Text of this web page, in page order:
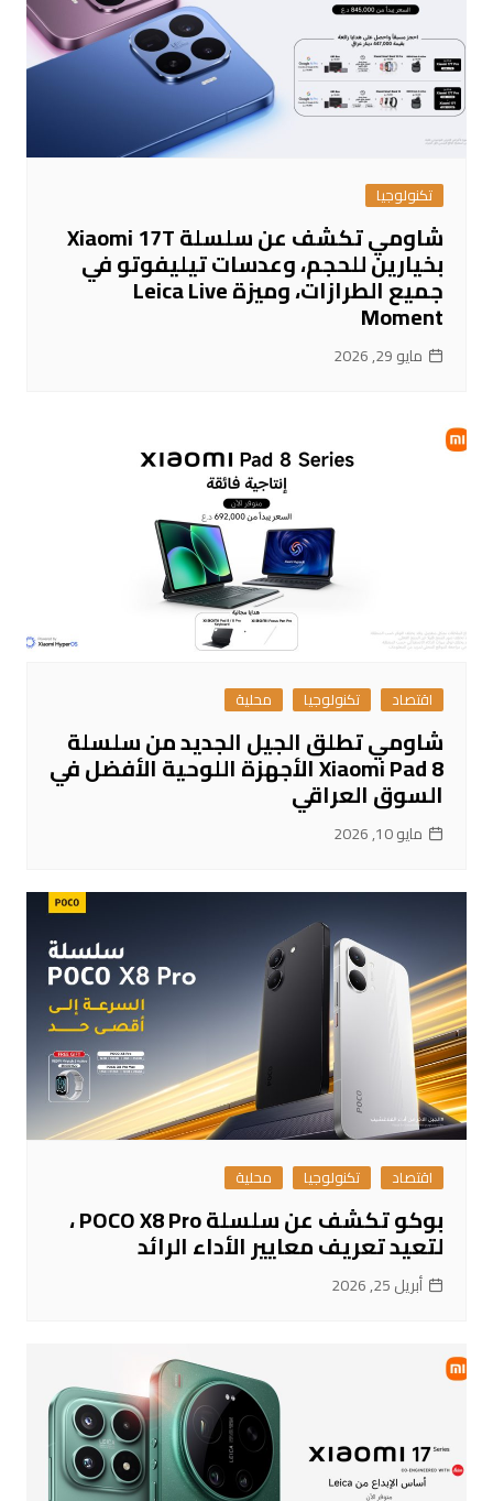
تكنولوجيا
شاومي تكشف عن سلسلة Xiaomi 17T
بخيارين للحجم، وعدسات تيليفوتو في
جميع الطرازات، وميزة Leica Live
Moment
مايو 29, 2026
اقتصاد تكنولوجيا محلية
شاومي تطلق الجيل الجديد من سلسلة
Xiaomi Pad 8 الأجهزة اللوحية الأفضل في
السوق العراقي
مايو 10, 2026
اقتصاد تكنولوجيا محلية
بوكو تكشف عن سلسلة POCO X8 Pro ،
لتعيد تعريف معايير الأداء الرائد
أبريل 25, 2026